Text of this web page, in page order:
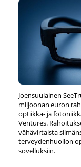
Joensuulainen
miljoonan euron
optiikka- ja
Ventures.
vähävirtaista
terveydenhuollon
sovelluksiin.